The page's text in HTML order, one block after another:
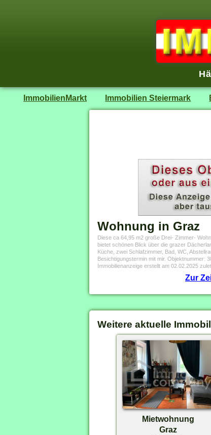
ImmobilienMarkt Immobilien Steiermark
Wohnung in Graz
Diese ca 64,95 m2 große Drei- Zimmer-
bietet schönen Blick über die grazer
Küche, zwei Schlafzimmer, Bad, WC,
Besichtigungstermin mit mir. Objektnummer:
Immobilienanzeige erstellt am 02.02.2025
Zur
Weitere aktuelle
Mietwohnung
Graz